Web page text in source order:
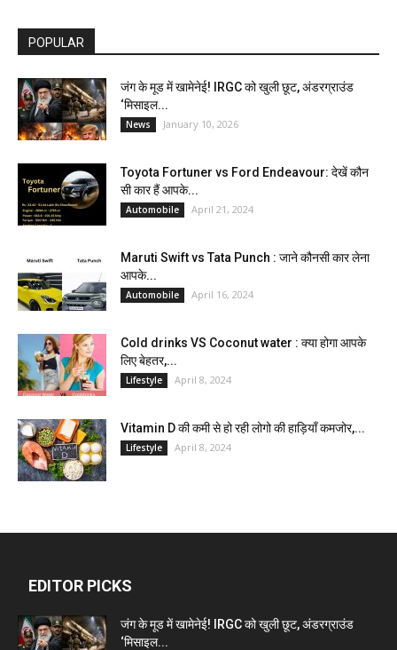
POPULAR
जंग के मूड में खामेनेई! IRGC को खुली छूट, अंडरग्राउंड
‘मिसाइल...
News January 10, 2026
Toyota Fortuner vs Ford Endeavour: देखें कौन
सी कार हैं आपके...
Automobile April 21, 2024
Maruti Swift vs Tata Punch : जाने कौनसी कार लेना
आपके...
Automobile April 16, 2024
Cold drinks VS Coconut water : क्या होगा आपके
लिए बेहतर,...
Lifestyle April 8, 2024
Vitamin D की कमी से हो रही लोगो की हाड़ियाँ कमजोर,...
Lifestyle April 8, 2024
EDITOR PICKS
जंग के मूड में खामेनेई! IRGC को खुली छूट, अंडरग्राउंड
‘मिसाइल...